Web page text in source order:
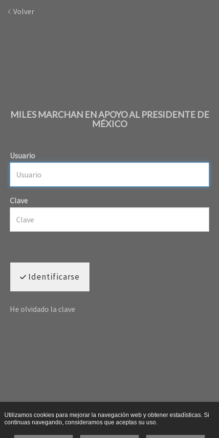
Volver
MILES MARCHAN EN APOYO AL PRESIDENTE DE
MÉXICO
Usuario
Clave
Identificarse
He olvidado la clave
Utilizamos cookies para mejorar la navegación web y obtener estadísticas. Si
continuas navegando, consideramos que aceptas su uso.